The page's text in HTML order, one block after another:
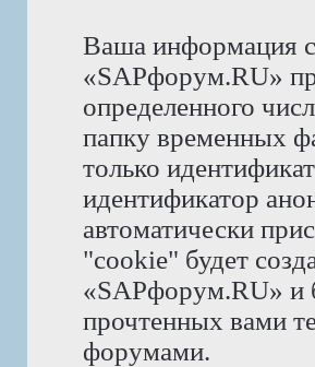
Ваша информация
«SAPфорум.RU»
определенного
папку временных
только
идентификатор
автоматически
"cookie" будет
«SAPфорум.RU» и
прочтенных вами
форумами.